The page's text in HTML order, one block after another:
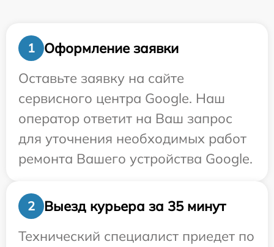
1
Оформление заявки
Оставьте заявку на сайте
сервисного центра Google. Наш
оператор ответит на Ваш запрос
для уточнения необходимых работ
ремонта Вашего устройства Google.
2
Выезд курьера за 35 минут
Технический специалист приедет по